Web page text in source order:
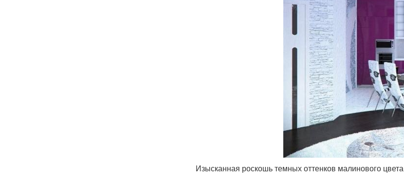
Изысканная роскошь темных оттенков малинового цвета